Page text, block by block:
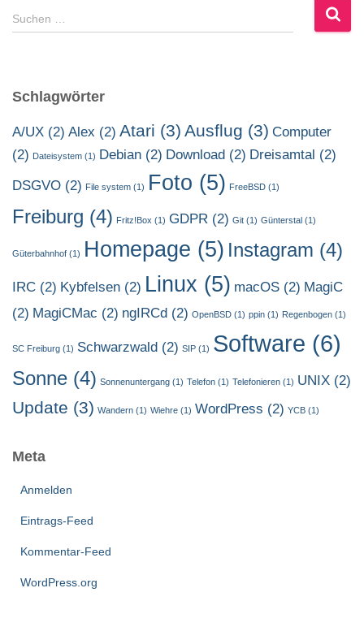
S
u
n
a
c
:
Suchen …
Schlagwörter
A/UX (2) Alex (2) Atari (3) Ausflug (3) Computer
(2) Dateisystem (1) Debian (2) Download (2) Dreisamtal (2)
DSGVO (2) File system (1) Foto (5) FreeBSD (1)
Freiburg (4) Fritz!Box (1) GDPR (2) Git (1) Günterstal (1)
Güterbahnhof (1) Homepage (5) Instagram (4)
IRC (2) Kybfelsen (2) Linux (5) macOS (2) MagiC
(2) MagiCMac (2) ngIRCd (2) OpenBSD (1) ppin (1) Regenbogen (1)
SC Freiburg (1) Schwarzwald (2) SIP (1) Software (6)
Sonne (4) Sonnenuntergang (1) Telefon (1) Telefonieren (1) UNIX (2)
Update (3) Wandern (1) Wiehre (1) WordPress (2) YCB (1)
Meta
Anmelden
Eintrags-Feed
Kommentar-Feed
WordPress.org